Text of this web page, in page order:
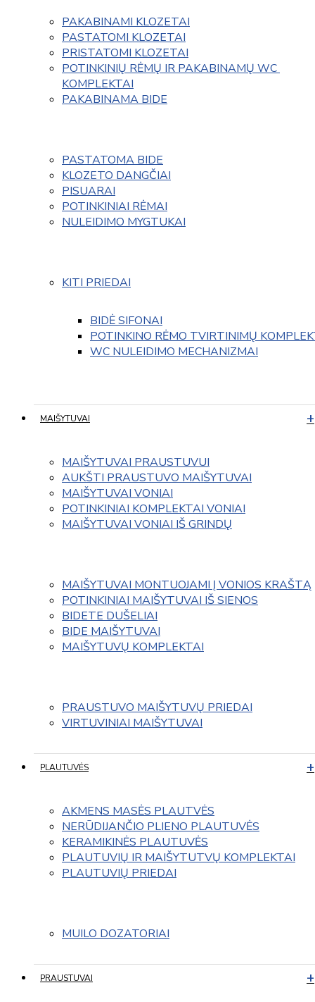
PAKABINAMI KLOZETAI
PASTATOMI KLOZETAI
PRISTATOMI KLOZETAI
POTINKINIŲ RĖMŲ IR PAKABINAMŲ WC
KOMPLEKTAI
PAKABINAMA BIDE
PASTATOMA BIDE
KLOZETO DANGČIAI
PISUARAI
POTINKINIAI RĖMAI
NULEIDIMO MYGTUKAI
KITI PRIEDAI
BIDĖ SIFONAI
POTINKINO RĖMO TVIRTINIMŲ
WC NULEIDIMO MECHANIZMAI
MAIŠYTUVAI
MAIŠYTUVAI PRAUSTUVUI
AUKŠTI PRAUSTUVO MAIŠYTUVAI
MAIŠYTUVAI VONIAI
POTINKINIAI KOMPLEKTAI VONIAI
MAIŠYTUVAI VONIAI IŠ GRINDŲ
MAIŠYTUVAI MONTUOJAMI Į VONIOS KRAŠTĄ
POTINKINIAI MAIŠYTUVAI IŠ SIENOS
BIDETE DUŠELIAI
BIDE MAIŠYTUVAI
MAIŠYTUVŲ KOMPLEKTAI
PRAUSTUVO MAIŠYTUVŲ PRIEDAI
VIRTUVINIAI MAIŠYTUVAI
PLAUTUVĖS
AKMENS MASĖS PLAUTVĖS
NERŪDIJANČIO PLIENO PLAUTUVĖS
KERAMIKINĖS PLAUTUVĖS
PLAUTUVIŲ IR MAIŠYTUTVŲ KOMPLEKTAI
PLAUTUVIŲ PRIEDAI
MUILO DOZATORIAI
PRAUSTUVAI